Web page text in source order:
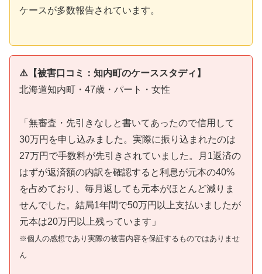
ケースが多数報告されています。
⚠️【被害口コミ：知内町のケーススタディ】
北海道知内町・47歳・パート・女性
「無審査・先引きなしと書いてあったので信用して
30万円を申し込みました。実際に振り込まれたのは
27万円で手数料が先引きされていました。月1返済の
はずが返済額の内訳を確認すると利息が元本の40%
を占めており、毎月返しても元本がほとんど減りま
せんでした。結局1年間で50万円以上支払いましたが
元本は20万円以上残っています」
※個人の感想であり実際の被害内容を保証するものではありませ
ん